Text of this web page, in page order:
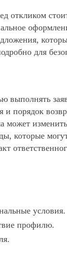
откликом
для
выполнять
и порядок
может
которые
условия.
профилю.